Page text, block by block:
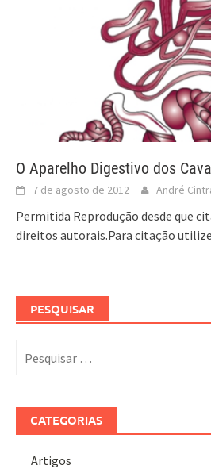
O Aparelho Digestivo dos
7 de agosto de 2012 André
Permitida Reprodução desde que
direitos autorais.Para citação
PESQUISAR
por:
CATEGORIAS
Artigos